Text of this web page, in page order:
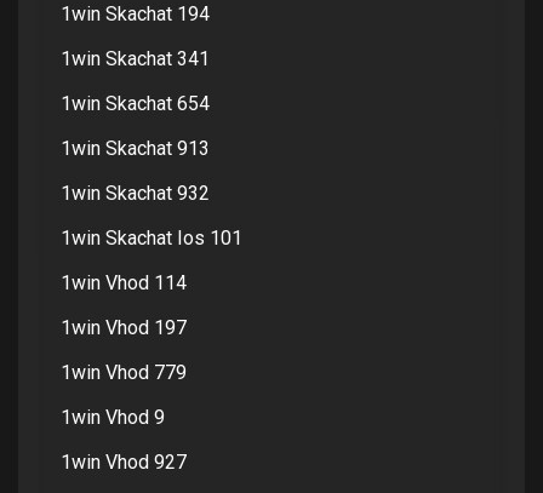
1win Skachat 194
1win Skachat 341
1win Skachat 654
1win Skachat 913
1win Skachat 932
1win Skachat Ios 101
1win Vhod 114
1win Vhod 197
1win Vhod 779
1win Vhod 9
1win Vhod 927